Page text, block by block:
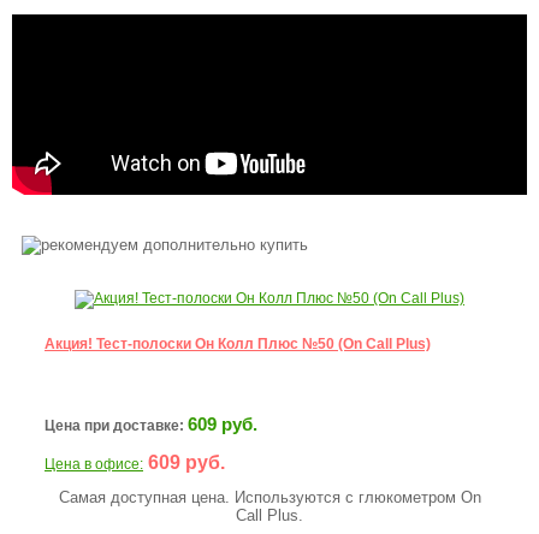
Акция! Тест-полоски Он Колл Плюс №50 (On Call Plus)
Цена при доставке: 609 руб.
Цена в офисе: 609 руб.
Самая доступная цена. Используются с глюкометром On
Call Plus.